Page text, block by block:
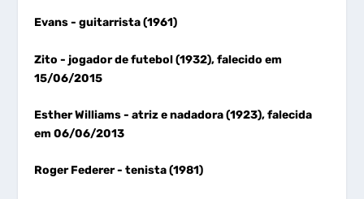
Evans- guitarrista (1961)
Zito- jogador de futebol (1932), falecido em
15/06/2015
Esther Williams- atriz e nadadora (1923), falecida
em 06/06/2013
Roger Federer- tenista (1981)